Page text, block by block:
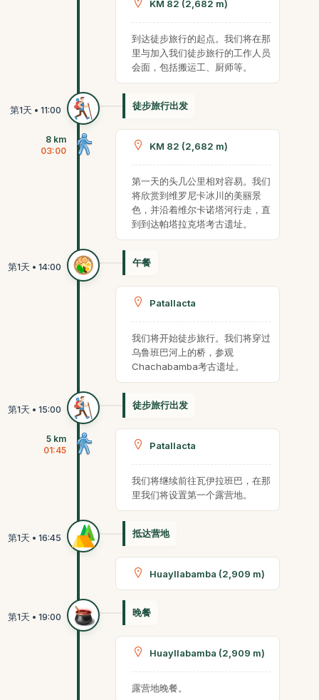
KM 82 (2,682 m)
到达徒步旅行的起点。我们将在那
里与加入我们徒步旅行的工作人员
会面，包括搬运工、厨师等。
徒步旅行出发
8 km
03:00
KM 82 (2,682 m)
第一天的头几公里相对容易。我们
将欣赏到维罗尼卡冰川的美丽景
色，并沿着维尔卡诺塔河行走，直
到到达帕塔拉克塔考古遗址。
午餐
Patallacta
我们将开始徒步旅行。我们将穿过
乌鲁班巴河上的桥，参观
Chachabamba考古遗址。
徒步旅行出发
5 km
01:45
Patallacta
我们将继续前往瓦伊拉班巴，在那
里我们将设置第一个露营地。
抵达营地
Huayllabamba (2,909 m)
晚餐
Huayllabamba (2,909 m)
露营地晚餐。